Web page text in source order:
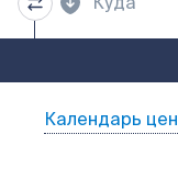
Календарь цен